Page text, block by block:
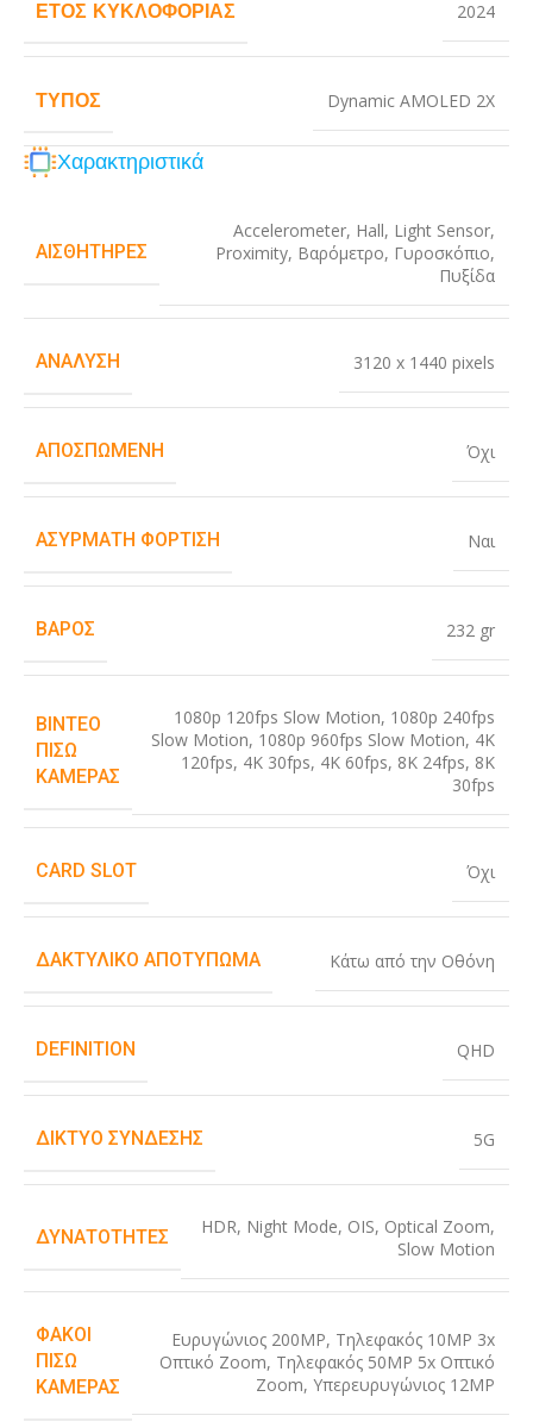
ΈΤΟΣ ΚΥΚΛΟΦΟΡΊΑΣ 2024
ΤΎΠΟΣ Dynamic AMOLED 2X
Χαρακτηριστικά
ΑΙΣΘΗΤΉΡΕΣ
Accelerometer, Hall, Light Sensor,
Proximity, Βαρόμετρο, Γυροσκόπιο,
Πυξίδα
ΑΝΆΛΥΣΗ 3120 x 1440 pixels
ΑΠΟΣΠΏΜΕΝΗ Όχι
ΑΣΎΡΜΑΤΗ ΦΌΡΤΙΣΗ Ναι
ΒΆΡΟΣ 232 gr
ΒΊΝΤΕΟ
ΠΊΣΩ
ΚΆΜΕΡΑΣ
1080p 120fps Slow Motion, 1080p 240fps
Slow Motion, 1080p 960fps Slow Motion, 4K
120fps, 4K 30fps, 4K 60fps, 8K 24fps, 8K
30fps
CARD SLOT Όχι
ΔΑΚΤΥΛΙΚΌ ΑΠΟΤΎΠΩΜΑ Κάτω από την Οθόνη
DEFINITION QHD
ΔΊΚΤΥΟ ΣΎΝΔΕΣΗΣ 5G
ΔΥΝΑΤΌΤΗΤΕΣ HDR, Night Mode, OIS, Optical Zoom,
Slow Motion
ΦΑΚΟΊ
ΠΊΣΩ
ΚΆΜΕΡΑΣ
Ευρυγώνιος 200MP, Τηλεφακός 10MP 3x
Οπτικό Zoom, Τηλεφακός 50MP 5x Οπτικό
Zoom, Υπερευρυγώνιος 12MP